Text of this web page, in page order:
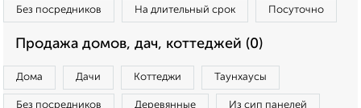
Без посредников На длительный срок Посуточно
Продажа домов, дач, коттеджей (0)
Дома Дачи Коттеджи Таунхаусы
Без посредников Деревянные Из сип панелей